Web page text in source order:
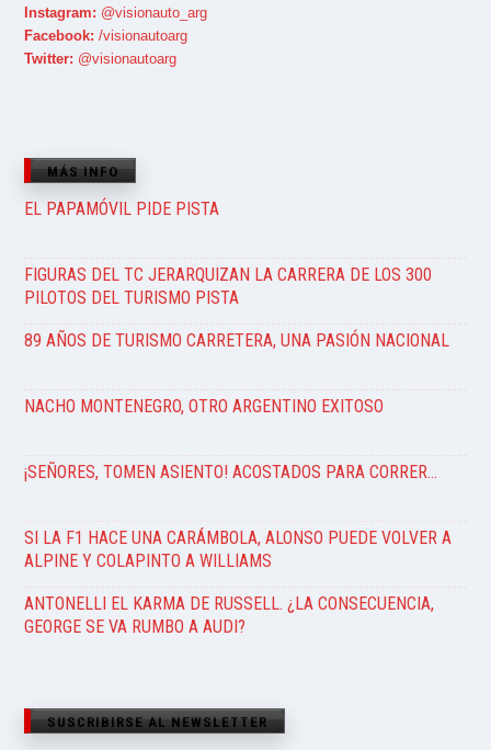
Instagram: @visionauto_arg
Facebook: /visionautoarg
Twitter: @visionautoarg
MÁS INFO
EL PAPAMÓVIL PIDE PISTA
FIGURAS DEL TC JERARQUIZAN LA CARRERA DE LOS 300
PILOTOS DEL TURISMO PISTA
89 AÑOS DE TURISMO CARRETERA, UNA PASIÓN NACIONAL
NACHO MONTENEGRO, OTRO ARGENTINO EXITOSO
¡SEÑORES, TOMEN ASIENTO! ACOSTADOS PARA CORRER…
SI LA F1 HACE UNA CARÁMBOLA, ALONSO PUEDE VOLVER A
ALPINE Y COLAPINTO A WILLIAMS
ANTONELLI EL KARMA DE RUSSELL. ¿LA CONSECUENCIA,
GEORGE SE VA RUMBO A AUDI?
SUSCRIBIRSE AL NEWSLETTER